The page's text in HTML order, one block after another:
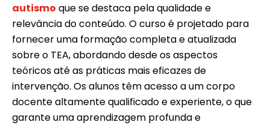
autismo que se destaca pela qualidade e
relevância do conteúdo. O curso é projetado para
fornecer uma formação completa e atualizada
sobre o TEA, abordando desde os aspectos
teóricos até as práticas mais eficazes de
intervenção. Os alunos têm acesso a um corpo
docente altamente qualificado e experiente, o que
garante uma aprendizagem profunda e